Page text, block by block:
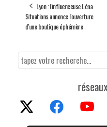
Lyon : l'influenceuse Léna
Situations annonce l'ouverture
d'une boutique éphémère